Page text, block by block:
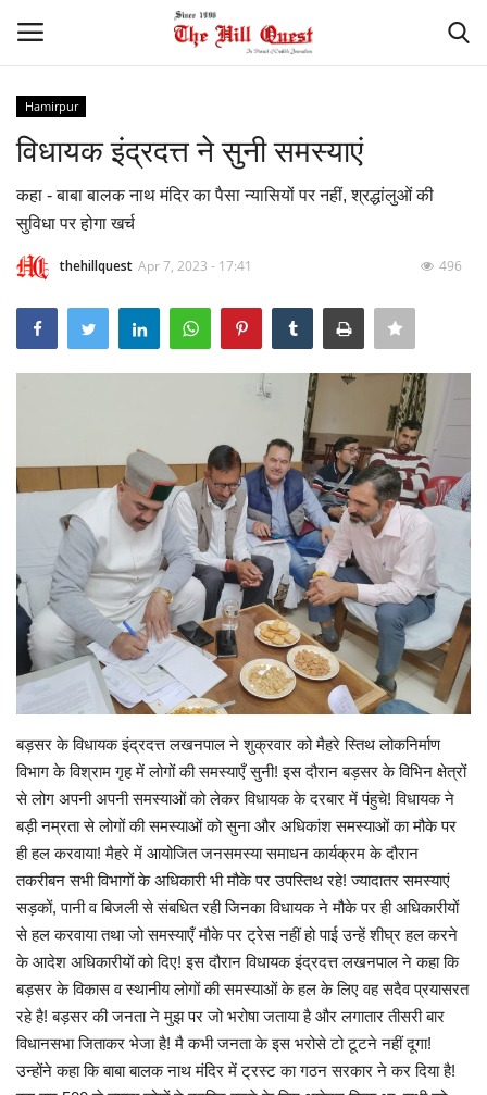
Home
Contact
National
Gallery
Enquiry
Hamirpur
विधायक इंद्रदत्त ने सुनी समस्याएं
कहा - बाबा बालक नाथ मंदिर का पैसा न्यासियों पर नहीं, श्रद्धांलुओं की
सुविधा पर होगा खर्च
thehillquest Apr 7, 2023 - 17:41 496
बड़सर के विधायक इंद्रदत्त लखनपाल ने शुक्रवार को मैहरे स्तिथ लोकनिर्माण
विभाग के विश्राम गृह में लोगों की समस्याएँ सुनी! इस दौरान बड़सर के विभिन क्षेत्रों
से लोग अपनी अपनी समस्याओं को लेकर विधायक के दरबार में पंहुचे! विधायक ने
बड़ी नम्रता से लोगों की समस्याओं को सुना और अधिकांश समस्याओं का मौके पर
ही हल करवाया! मैहरे में आयोजित जनसमस्या समाधन कार्यक्रम के दौरान
तकरीबन सभी विभागों के अधिकारी भी मौके पर उपस्तिथ रहे! ज्यादातर समस्याएं
सड़कों, पानी व बिजली से संबधित रही जिनका विधायक ने मौके पर ही अधिकारीयों
से हल करवाया तथा जो समस्याएँ मौके पर ट्रेस नहीं हो पाई उन्हें शीघ्र हल करने
के आदेश अधिकारीयों को दिए! इस दौरान विधायक इंद्रदत्त लखनपाल ने कहा कि
बड़सर के विकास व स्थानीय लोगों की समस्याओं के हल के लिए वह सदैव प्रयासरत
रहे है! बड़सर की जनता ने मुझ पर जो भरोषा जताया है और लगातार तीसरी बार
विधानसभा जिताकर भेजा है! मै कभी जनता के इस भरोसे टो टूटने नहीं दूगा!
उन्होंने कहा कि बाबा बालक नाथ मंदिर में ट्रस्ट का गठन सरकार ने कर दिया है!